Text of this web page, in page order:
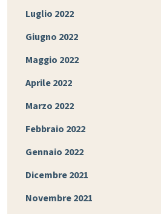
Luglio 2022
Giugno 2022
Maggio 2022
Aprile 2022
Marzo 2022
Febbraio 2022
Gennaio 2022
Dicembre 2021
Novembre 2021